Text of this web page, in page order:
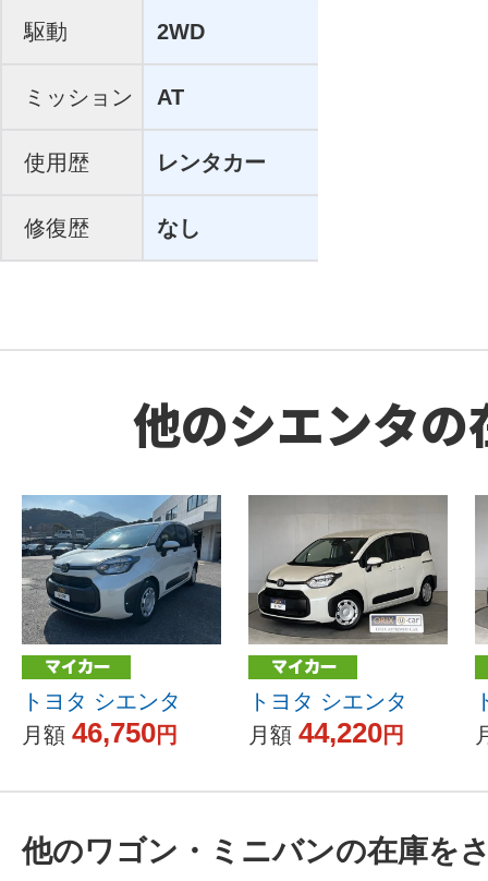
駆動 2WD
ミッション AT
使用歴 レンタカー
修復歴 なし
他のシエンタの
トヨタ シエンタ
月額 46,750円
トヨタ シエンタ
月額 44,220円
他のワゴン・ミニバンの在庫を